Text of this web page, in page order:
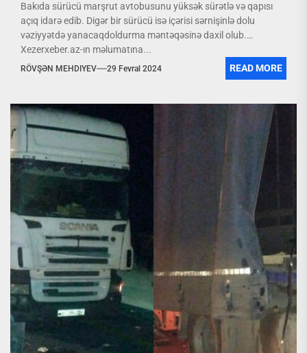
Bakıda sürücü marşrut avtobusunu yüksək sürətlə və qapısı
açıq idarə edib. Digər bir sürücü isə içərisi sərnişinlə dolu
vəziyyətdə yanacaqdoldurma məntəqəsinə daxil olub.
Xezerxeber.az-ın məlumatına...
RÖVŞƏN MEHDIYEV 29 Fevral 2024 READ MORE